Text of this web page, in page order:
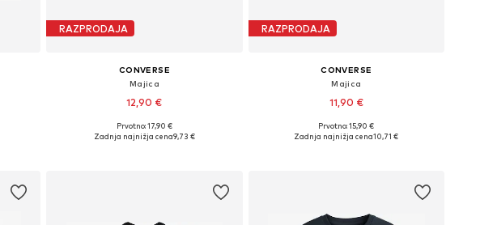
RAZPRODAJA
CONVERSE
Majica
12,90 €
Prvotno: 17,90 €
Zadnja najnižja cena9,73 €
RAZPRODAJA
CONVERSE
Majica
11,90 €
+1
Prvotno: 15,90 €
Zadnja najnižja cena10,71 €